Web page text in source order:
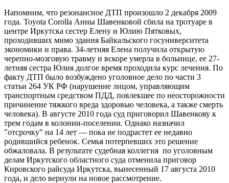
Напомним, что резонансное ДТП произошло 2 декабря 2009
года. Toyota Corolla Анны Шавенковой сбила на тротуаре в
центре Иркутска сестер Елену и Юлию Пятковых,
проходивших мимо здания Байкальского госуниверситета
экономики и права. 34-летняя Елена получила открытую
черепно-мозговую травму и вскоре умерла в больнице, ее 27-
летняя сестра Юлия долгое время проходила курс лечения. По
факту ДТП было возбуждено уголовное дело по части 3
статьи 264 УК РФ (нарушение лицом, управляющим
транспортным средством ПДД, повлекшее по неосторожности
причинение тяжкого вреда здоровью человека, а также смерть
человека). В августе 2010 года суд приговорил Шавенкову к
трем годам в колонии-поселении. Однако назначил
"отсрочку" на 14 лет — пока не подрастет ее недавно
родившийся ребенок. Семья потерпевших это решение
обжаловала. В результате судебная коллегия по уголовным
делам Иркутского областного суда отменила приговор
Кировского райсуда Иркутска, вынесенный 17 августа 2010
года, и дело вернули на новое рассмотрение.